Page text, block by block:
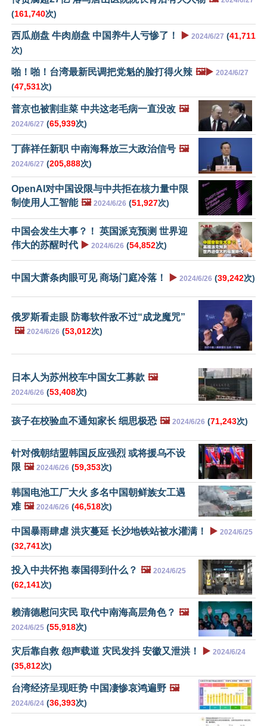
(161,740次)
西瓜崩盘 牛肉崩盘 中国养牛人亏惨了！ ▶️ 2024/6/27 (41,711
次)
啪！啪！台湾最新民调把党魁的脸打得火辣 🖼️▶️ 2024/6/27
(47,531次)
普京也被割韭菜 中共这老毛病一直没改 🖼️
2024/6/27 (65,939次)
丁薛祥任新职 中南海释放三大政治信号 🖼️
2024/6/27 (205,888次)
OpenAI对中国设限与中共拒在核力量中限
制使用人工智能 🖼️ 2024/6/26 (51,927次)
中国会发生大事？！ 英国派克预测 世界迎
伟大的苏醒时代 ▶️ 2024/6/26 (54,852次)
中国大萧条肉眼可见 商场门庭冷落！ ▶️ 2024/6/26 (39,242次)
俄罗斯看走眼 防毒软件敌不过“成龙魔咒”
🖼️ 2024/6/26 (53,012次)
日本人为苏州校车中国女工募款 🖼️
2024/6/26 (53,408次)
孩子在校验血不通知家长 细思极恐 🖼️ 2024/6/26 (71,243次)
针对俄朝结盟韩国反应强烈 或将援乌不设
限 🖼️ 2024/6/26 (59,353次)
韩国电池工厂大火 多名中国朝鲜族女工遇
难 🖼️ 2024/6/26 (46,518次)
中国暴雨肆虐 洪灾蔓延 长沙地铁站被水灌满！ ▶️ 2024/6/25
(32,741次)
投入中共怀抱 泰国得到什么？ 🖼️ 2024/6/25
(62,141次)
赖清德慰问灾民 取代中南海高层角色？ 🖼️
2024/6/25 (55,918次)
灾后靠自救 怨声载道 灾民发抖 安徽又泄洪！ ▶️ 2024/6/24
(35,812次)
台湾经济呈现旺势 中国凄惨哀鸿遍野 🖼️
2024/6/24 (36,393次)